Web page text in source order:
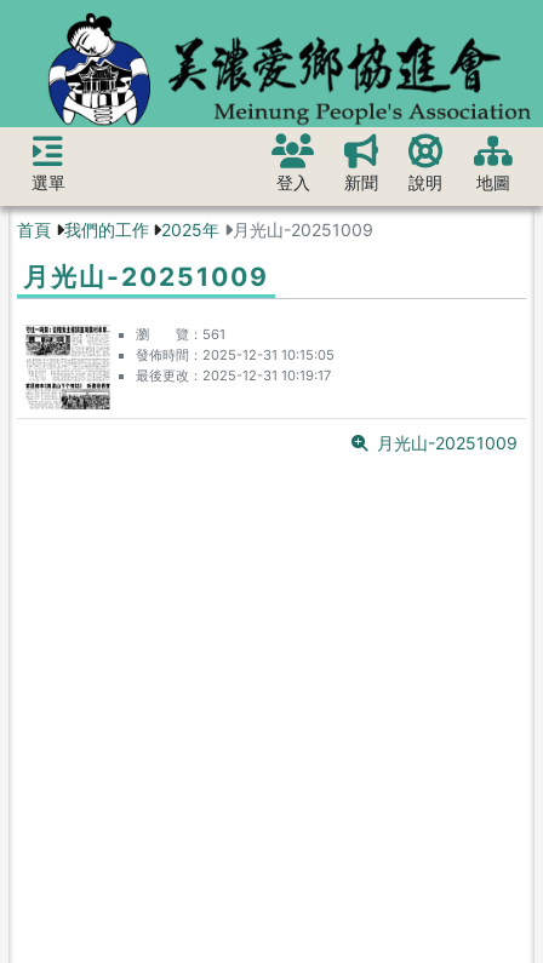
選單 登入 新聞 說明 地圖
首頁 我們的工作 2025年 月光山-20251009
月光山-20251009
瀏 覽
561
發佈時間
2025-12-31 10:15:05
最後更改
2025-12-31 10:19:17
月光山-20251009